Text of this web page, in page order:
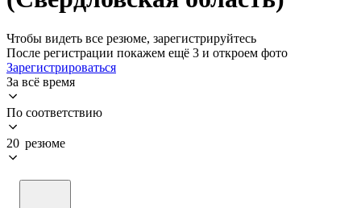
Чтобы видеть все резюме, зарегистрируйтесь
После регистрации покажем ещё 3 и откроем фото
Зарегистрироваться
За всё время
По соответствию
20 резюме